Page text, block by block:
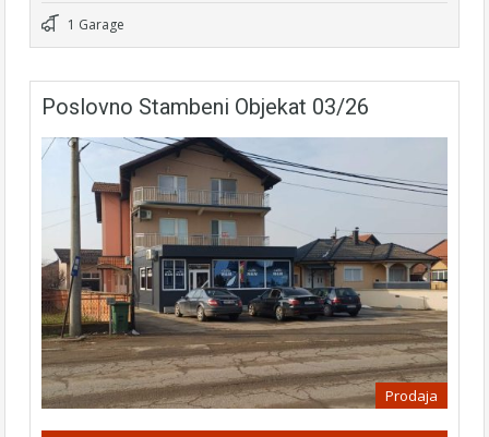
1 Garage
Poslovno Stambeni Objekat 03/26
Prodaja